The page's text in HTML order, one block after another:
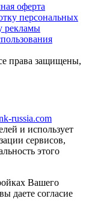
оферта
персональных
рекламы
права защищены,
russia.com
и использует
сервисов,
этого
Вашего
даете согласие